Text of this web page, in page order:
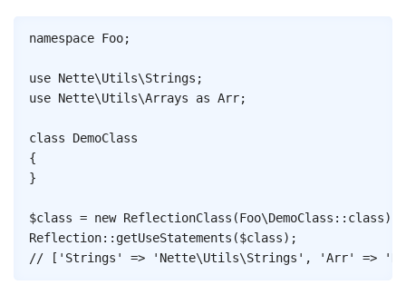
namespace Foo;
use Nette\Utils\Strings ;
use Nette\Utils\Arrays as Arr;
class
DemoClass
{
}
$class = new ReflectionClass (Foo\DemoClass :: class)
Reflection:: getUseStatements ($class) ;
// ['Strings' => 'Nette\Utils\Strings', 'Arr' =>